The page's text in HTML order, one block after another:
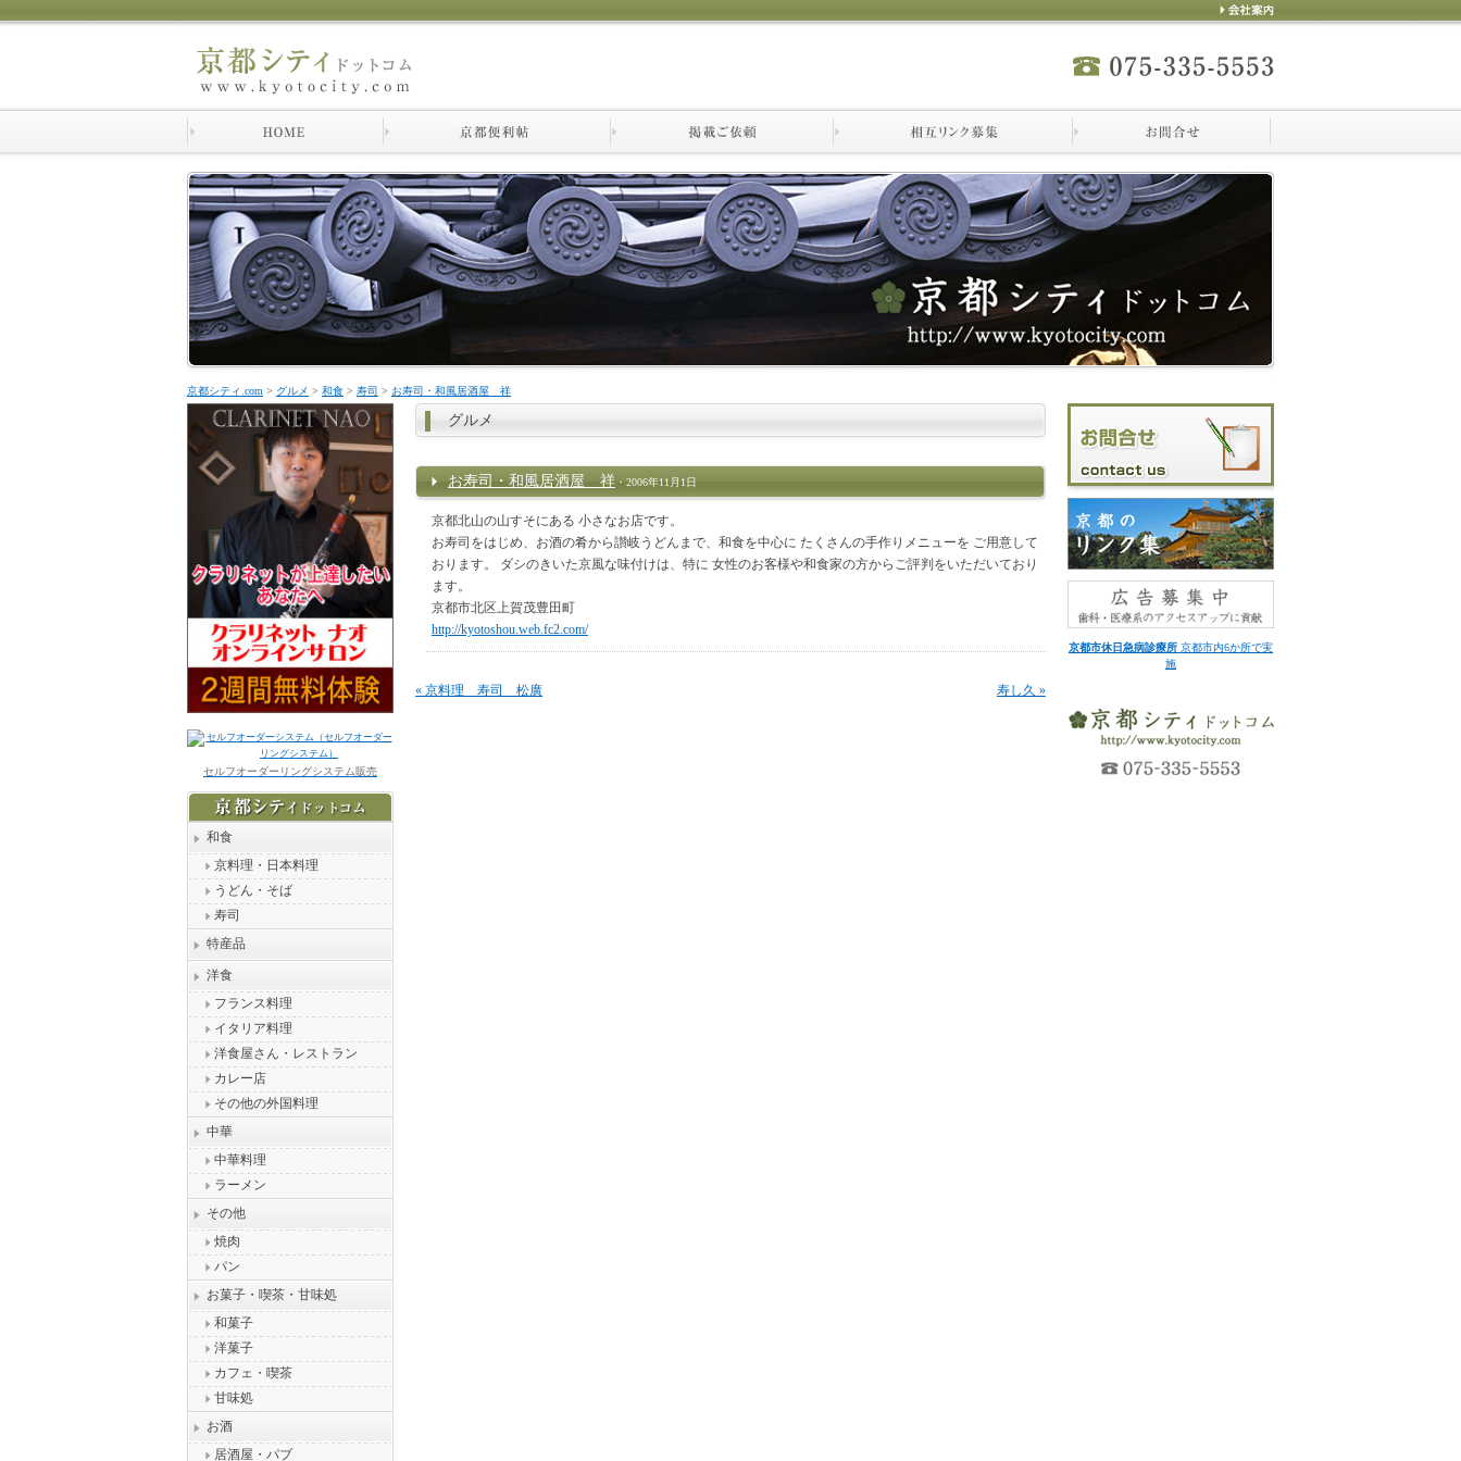
京都シティ.com > グルメ > 和食 > 寿司 > お寿司・和風居酒屋 祥
グルメ
お寿司・和風居酒屋 祥 ・2006年11月1日
京都北山の山すそにある 小さなお店です。
お寿司をはじめ、お酒の肴から讃岐うどんまで、和食を中心に たくさんの手作りメニューを ご用意して
おります。 ダシのきいた京風な味付けは、特に 女性のお客様や和食家の方からご評判をいただいており
ます。
京都市北区上賀茂豊田町
http://kyotoshou.web.fc2.com/
« 京料理 寿司 松廣 寿し久 »
セルフオーダーリングシステム販売
和食
京料理・日本料理
うどん・そば
寿司
特産品
洋食
フランス料理
イタリア料理
洋食屋さん・レストラン
カレー店
その他の外国料理
中華
中華料理
ラーメン
その他
焼肉
パン
お菓子・喫茶・甘味処
和菓子
洋菓子
カフェ・喫茶
甘味処
お酒
居酒屋・パブ
京都市休日急病診療所 京都市内6か所で実
施